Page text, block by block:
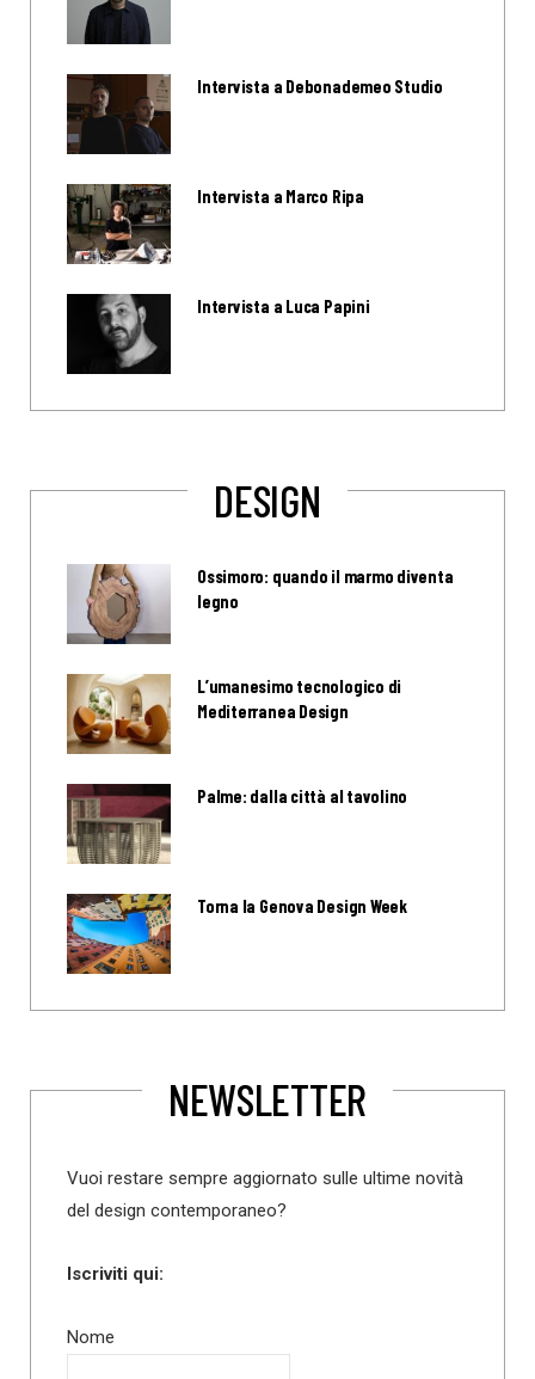
Intervista a Debonademeo Studio
Intervista a Marco Ripa
Intervista a Luca Papini
DESIGN
Ossimoro: quando il marmo diventa
legno
L’umanesimo tecnologico di
Mediterranea Design
Palme: dalla città al tavolino
Torna la Genova Design Week
NEWSLETTER
Vuoi restare sempre aggiornato sulle ultime novità
del design contemporaneo?
Iscriviti qui:
Nome